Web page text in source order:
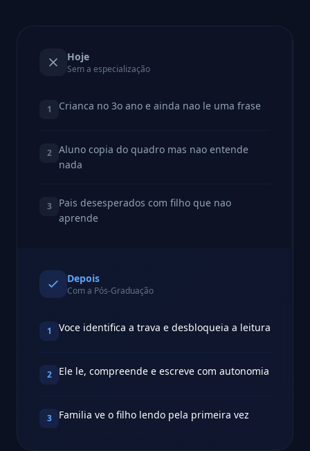
Hoje
Sem a especialização
1 Crianca no 3o ano e ainda nao le uma frase
2
Aluno copia do quadro mas nao entende
nada
3
Pais desesperados com filho que nao
aprende
Depois
Com a Pós-Graduação
1 Voce identifica a trava e desbloqueia a leitura
2 Ele le, compreende e escreve com autonomia
3 Familia ve o filho lendo pela primeira vez